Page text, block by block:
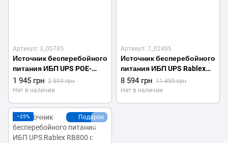
Артикул: 3_05785
Источник бесперебойного
питания ИБП UPS POE-
631IP для роутера
5V/9V/12V 8800mAh White
1 945 грн 2 593 грн
Нет в наличии
Артикул: 7_02495
Источник бесперебойного
питания ИБП UPS Rablex
RB1000 с правильной
синусоидой 1000VA 800W
8 594 грн 11 459 грн
Нет в наличии
Подарок
−25%